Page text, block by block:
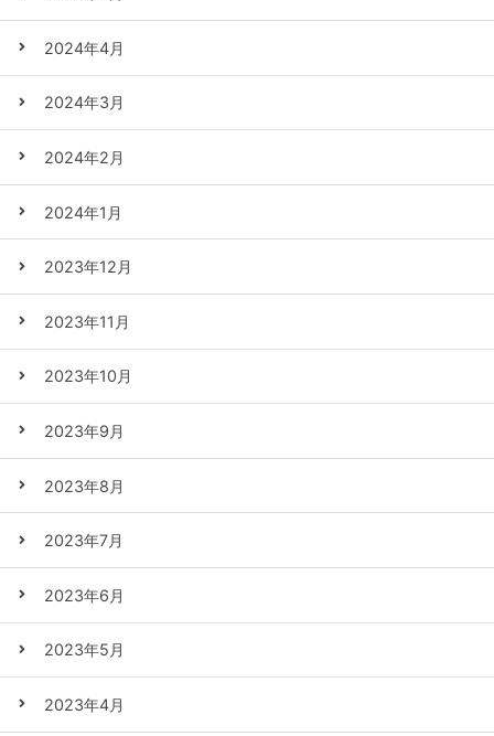
2024年4月
2024年3月
2024年2月
2024年1月
2023年12月
2023年11月
2023年10月
2023年9月
2023年8月
2023年7月
2023年6月
2023年5月
2023年4月